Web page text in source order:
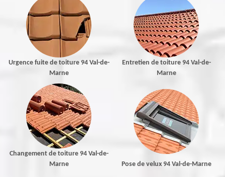
Urgence fuite de toiture 94 Val-de-
Marne
Entretien de toiture 94 Val-de-
Marne
Changement de toiture 94 Val-de-
Marne
Pose de velux 94 Val-de-Marne